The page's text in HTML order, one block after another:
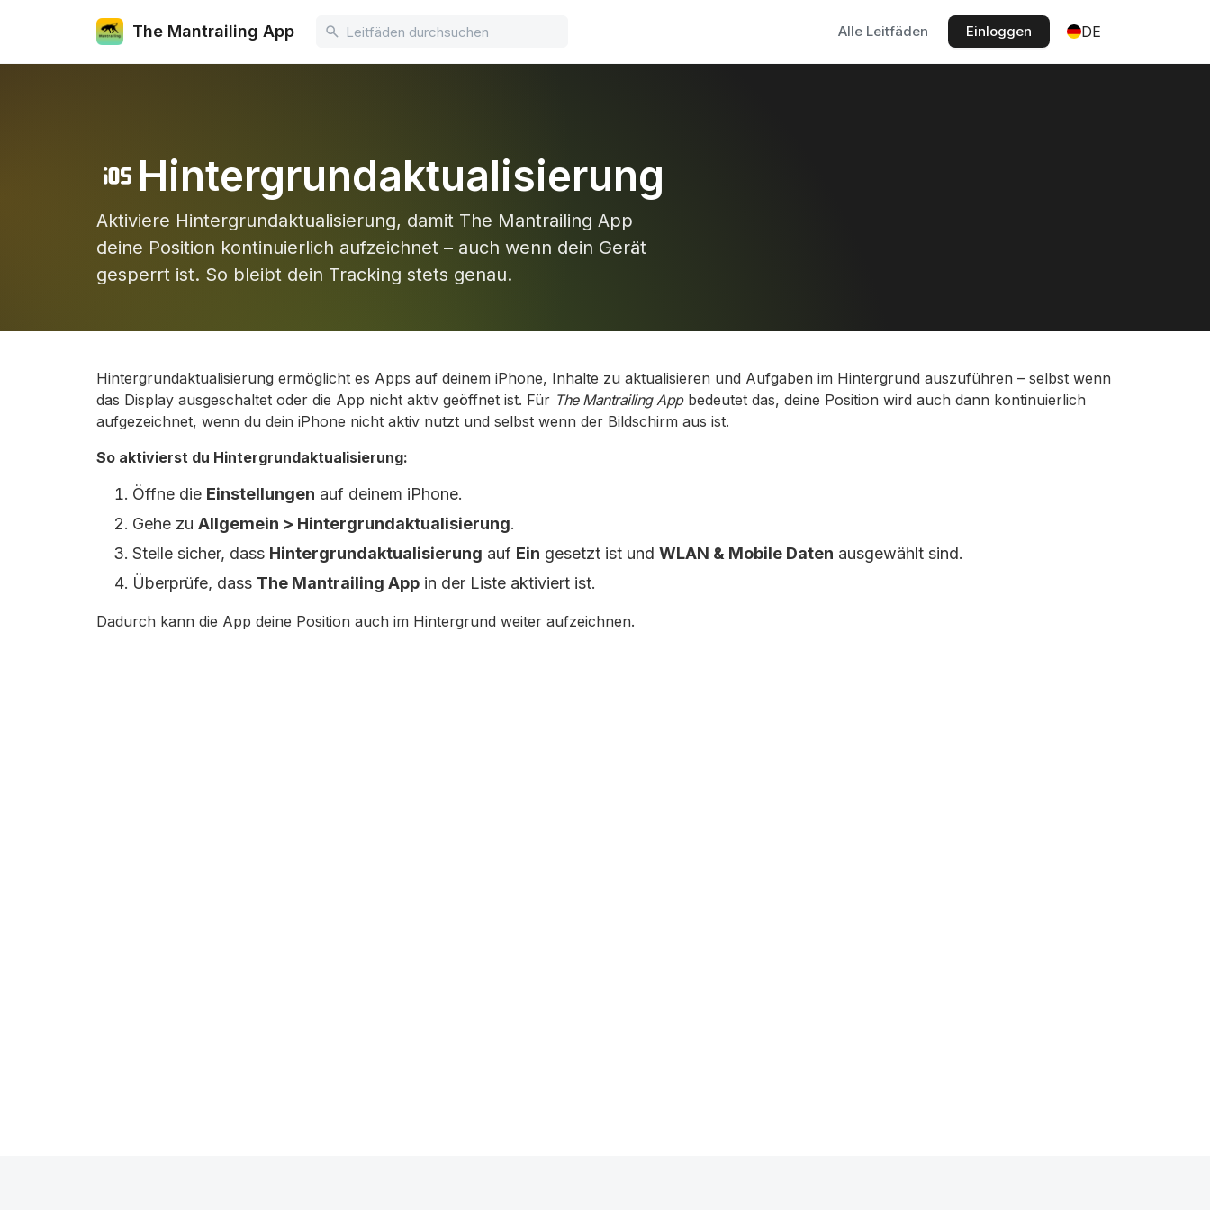
The Mantrailing App Alle Leitfäden Einloggen DE
iosHintergrundaktualisierung
Aktiviere Hintergrundaktualisierung, damit The Mantrailing App
deine Position kontinuierlich aufzeichnet – auch wenn dein Gerät
gesperrt ist. So bleibt dein Tracking stets genau.
Hintergrundaktualisierung ermöglicht es Apps auf deinem iPhone, Inhalte zu aktualisieren und Aufgaben im Hintergrund auszuführen – selbst wenn
das Display ausgeschaltet oder die App nicht aktiv geöffnet ist. Für The Mantrailing Appbedeutet das, deine Position wird auch dann kontinuierlich
aufgezeichnet, wenn du dein iPhone nicht aktiv nutzt und selbst wenn der Bildschirm aus ist.
So aktivierst du Hintergrundaktualisierung:
Öffne die Einstellungen auf deinem iPhone.
Gehe zu Allgemein > Hintergrundaktualisierung.
Stelle sicher, dass Hintergrundaktualisierung auf Ein gesetzt ist und WLAN & Mobile Daten ausgewählt sind.
Überprüfe, dass The Mantrailing App in der Liste aktiviert ist.
Dadurch kann die App deine Position auch im Hintergrund weiter aufzeichnen.